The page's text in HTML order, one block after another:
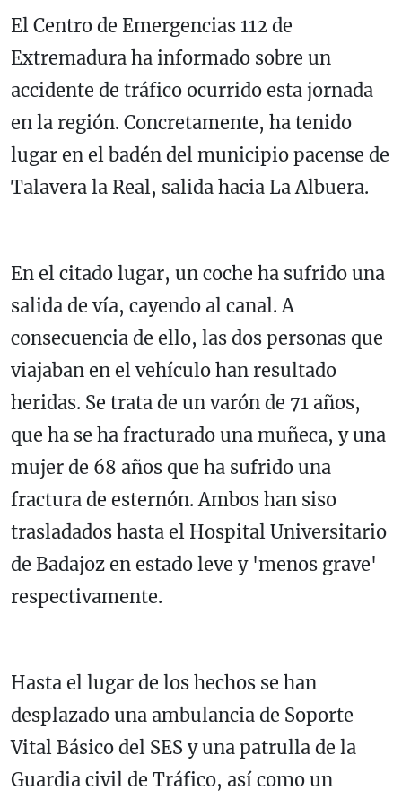
El Centro de Emergencias 112 de
Extremadura ha informado sobre un
accidente de tráfico ocurrido esta jornada
en la región. Concretamente, ha tenido
lugar en el badén del municipio pacense de
Talavera la Real, salida hacia La Albuera.
En el citado lugar, un coche ha sufrido una
salida de vía, cayendo al canal. A
consecuencia de ello, las dos personas que
viajaban en el vehículo han resultado
heridas. Se trata de un varón de 71 años,
que ha se ha fracturado una muñeca, y una
mujer de 68 años que ha sufrido una
fractura de esternón. Ambos han siso
trasladados hasta el Hospital Universitario
de Badajoz en estado leve y 'menos grave'
respectivamente.
Hasta el lugar de los hechos se han
desplazado una ambulancia de Soporte
Vital Básico del SES y una patrulla de la
Guardia civil de Tráfico, así como un